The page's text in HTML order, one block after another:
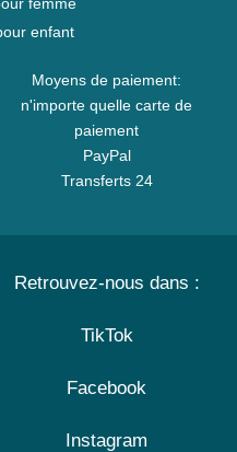
enfant
Moyens de paiement:
n'importe quelle carte de
paiement
PayPal
Transferts 24
Retrouvez-nous dans :
TikTok
Facebook
Instagram